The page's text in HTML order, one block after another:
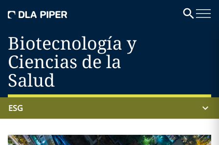
Biotecnología y
Ciencias de la
Salud
ESG